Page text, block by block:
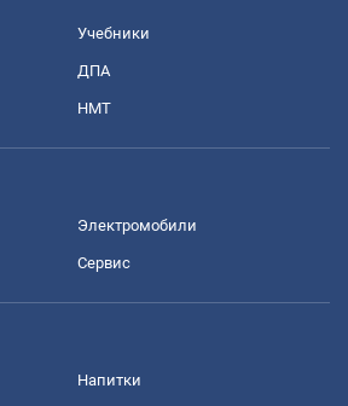
Учебники
ДПА
НМТ
Электромобили
Сервис
Напитки